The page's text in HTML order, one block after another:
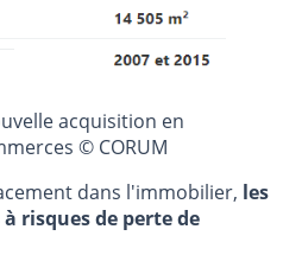
acquisition en
© CORUM
dans l'immobilier, les
risques de perte de